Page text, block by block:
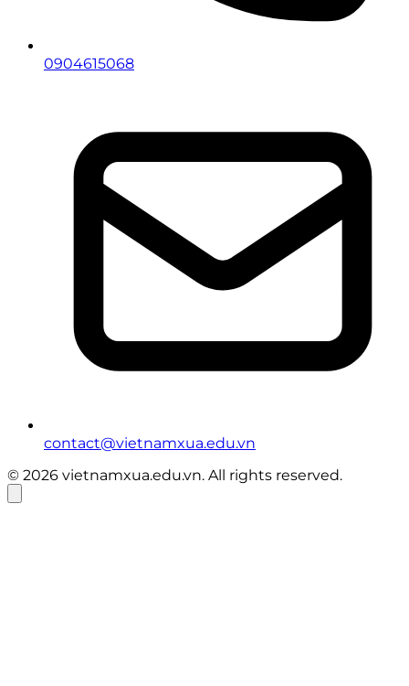
0904615068
contact@vietnamxua.edu.vn
© 2026 vietnamxua.edu.vn. All rights reserved.